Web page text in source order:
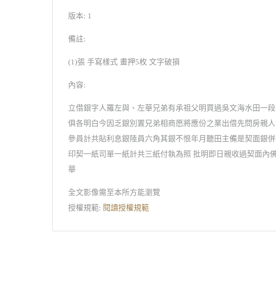
版本: 1
備註:
(1)張 手寫樣式 畫押5枚 文字破損
內容:
立借銀字人羅左與、左華兄弟有承祖父明買過吳文海水田一
俱各明白今因乏銀別置兄弟相商愿將應份之業出借先問房親
參員計共貼利息銀陸員六角其銀不恨年月聽田主備是契面銀
印契一紙司單一紙計共三紙付執為照 批明即日親收過契面
華
全文影像需至本所方能瀏覽
授權規範: 閱讀授權規範